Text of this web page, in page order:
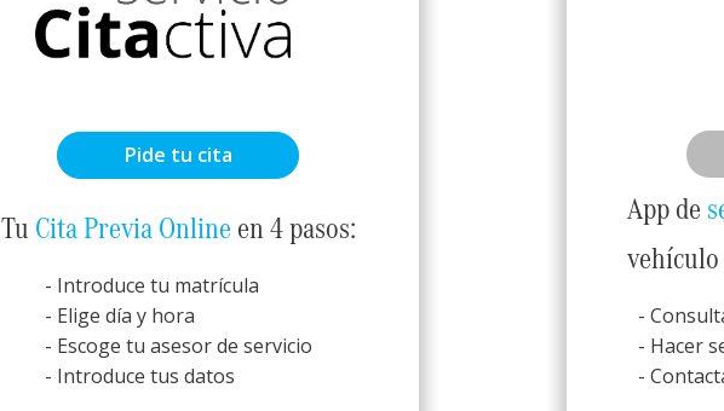
Pide tu cita
Tu Cita Previa Online en 4 pasos:
- Introduce tu matrícula
- Elige día y hora
- Escoge tu asesor de servicio
- Introduce tus datos
App de
-
- Hacer
-